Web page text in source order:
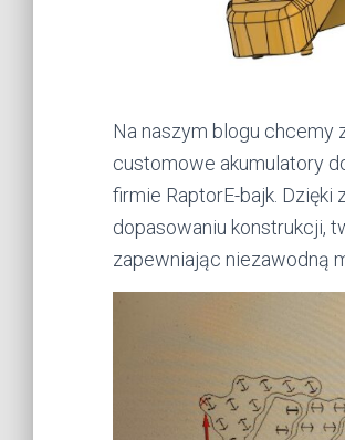
Na naszym blogu chcemy
customowe akumulatory
firmie RaptorE-bajk.
dopasowaniu konstrukcji,
zapewniając niezawodną